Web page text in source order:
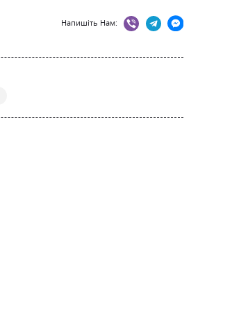
Напишіть Нам: